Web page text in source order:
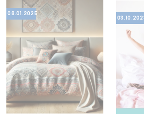
08.01.2025